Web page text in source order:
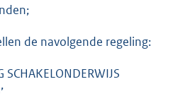
de navolgende regeling:
SCHAKELONDERWIJS